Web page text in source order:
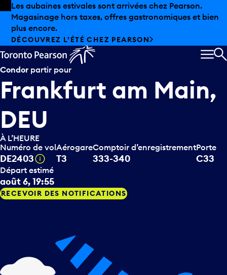
Skip to offers
Passer au contenu principal
Les aubaines estivales sont arrivées chez Pearson.
Magasinage hors taxes, offres gastronomiques et bien
plus encore.
DÉCOUVREZ L’ÉTÉ CHEZ PEARSON
Condor partir pour
Frankfurt am Main,
DEU
À L’HEURE
Numéro de vol
DE2403 Infobulle
Aérogare
T3
Comptoir d’enregistrement
333-340
Porte
C33
Départ estimé
août 6, 19:55
RECEVOIR DES NOTIFICATIONS